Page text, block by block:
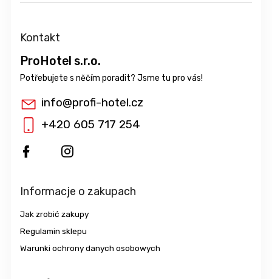
Kontakt
ProHotel s.r.o.
info@profi-hotel.cz
+420 605 717 254
Informacje o zakupach
Jak zrobić zakupy
Regulamin sklepu
Warunki ochrony danych osobowych